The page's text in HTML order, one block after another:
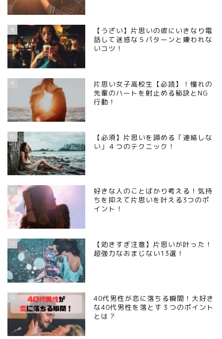
8
【うざい】片思いの彼にいきなり電
話して迷惑な５パターンと嫌われな
いコツ！
9
片思い女子高校生【必読】！憧れの
先輩のハートを射止める秘訣とNG
行動！
10
【必須】片思いを諦める「連絡しな
い」４つのテクニック！
11
好きな人のことばかり考える！気持
ちを抑えて片思いを叶える3つのポ
イント！
12
【効きすぎ注意】片思いが叶った！
超強力なおまじない13選！
13
40代男性が恋に落ちる瞬間！大好き
な40代男性を落とす３つのポイント
とは？